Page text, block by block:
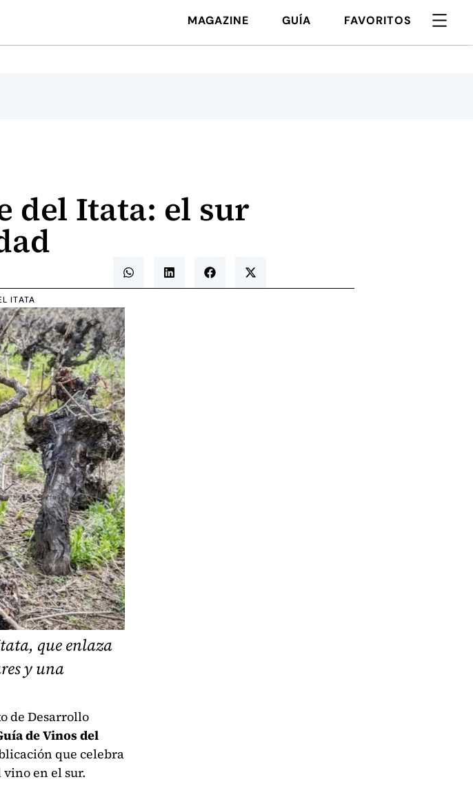
MAGAZINE GUÍA FAVORITOS
del Itata: el sur
ITATA
que enlaza
y una
de Desarrollo
de Vinos del
que celebra
en el sur.